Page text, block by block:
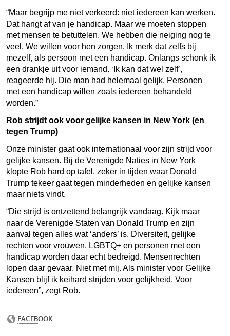
“Maar begrijp me niet verkeerd: niet iedereen kan werken.
Dat hangt af van je handicap. Maar we moeten stoppen
met mensen te betuttelen. We hebben die neiging nog te
veel. We willen voor hen zorgen. Ik merk dat zelfs bij
mezelf, als persoon met een handicap. Onlangs schonk ik
een drankje uit voor iemand. ‘Ik kan dat wel zelf’,
reageerde hij. Die man had helemaal gelijk. Personen
met een handicap willen zoals iedereen behandeld
worden.”
Rob strijdt ook voor gelijke kansen in New York (en
tegen Trump)
Onze minister gaat ook internationaal voor zijn strijd voor
gelijke kansen. Bij de Verenigde Naties in New York
klopte Rob hard op tafel, zeker in tijden waar Donald
Trump tekeer gaat tegen minderheden en gelijke kansen
maar niets vindt.
“Die strijd is ontzettend belangrijk vandaag. Kijk maar
naar de Verenigde Staten van Donald Trump en zijn
aanval tegen alles wat ‘anders’ is. Diversiteit, gelijke
rechten voor vrouwen, LGBTQ+ en personen met een
handicap worden daar echt bedreigd. Mensenrechten
lopen daar gevaar. Niet met mij. Als minister voor Gelijke
Kansen blijf ik keihard strijden voor gelijkheid. Voor
iedereen”, zegt Rob.